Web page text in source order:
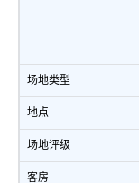
场地类型
地点
场地评级
客房